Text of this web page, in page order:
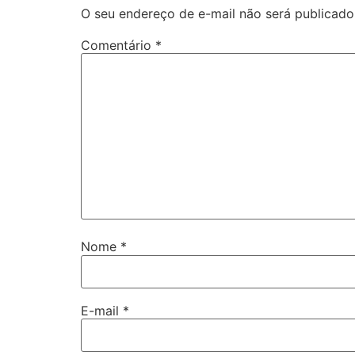
O seu endereço de e-mail não será
Comentário *
Nome *
E-mail *